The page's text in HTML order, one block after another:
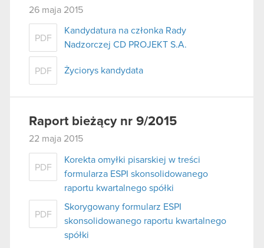
26 maja 2015
PDF
Kandydatura na członka Rady
Nadzorczej CD PROJEKT S.A.
PDF Życiorys kandydata
Raport bieżący nr 9/2015
22 maja 2015
PDF
Korekta omyłki pisarskiej w treści
formularza ESPI skonsolidowanego
raportu kwartalnego spółki
PDF
Skorygowany formularz ESPI
skonsolidowanego raportu kwartalnego
spółki